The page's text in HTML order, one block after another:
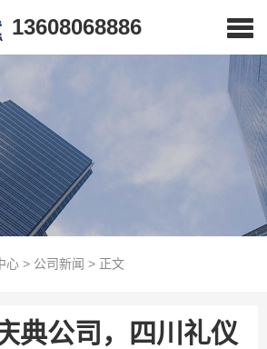
13608068886
心> 公司新闻 > 正文
典公司，四川礼仪